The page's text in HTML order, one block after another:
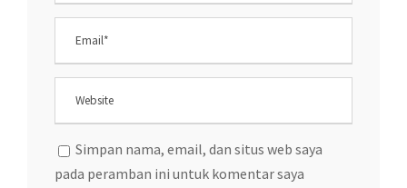
Simpan nama, email, dan situs web saya
pada peramban ini untuk komentar saya